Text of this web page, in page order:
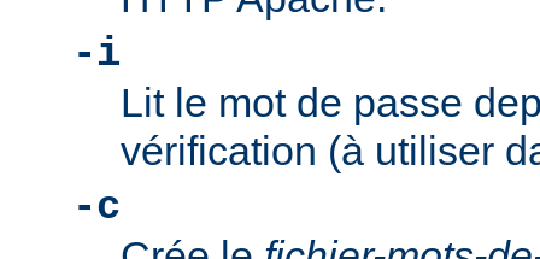
-i
Lit le mot de passe
vérification (à utiliser
-c